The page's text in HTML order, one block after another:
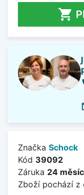

Značka Schock
Kód 39092
Záruka 24
Zboží pochází z